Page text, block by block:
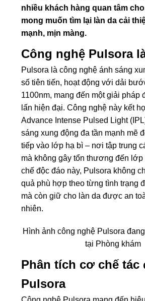
nhiều khách hàng quan tâm
mong muốn tìm lại làn da cải
mạnh, mịn màng.
Công nghệ Pulsora
Pulsora là công nghệ ánh sáng
số tiên tiến, hoạt động với dải
1100nm, mang đến một giải pháp
lấn hiện đại. Công nghệ này kết
Advance Intense Pulsed Light
sáng xung động đa tần mạnh mẽ
tiếp vào lớp hạ bì – nơi tập trung
mà không gây tổn thương đến
chế độc đáo này, Pulsora không
quả phù hợp theo từng tình trạng
mà còn giữ cho làn da được an
nhiên.
Hình ảnh công nghệ Pulsora
tại Phòng khám
Phân tích cơ chế tác
Pulsora